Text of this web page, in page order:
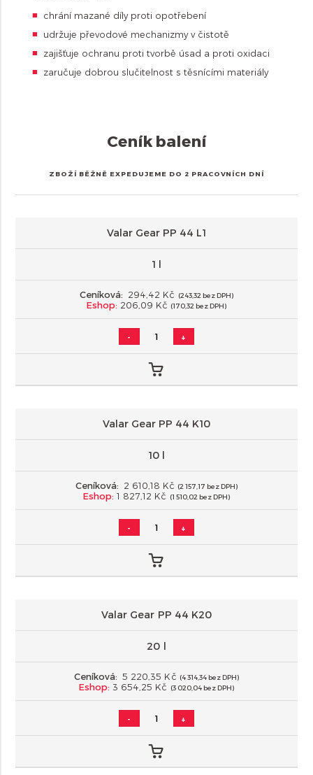
chrání mazané díly proti opotřebení
udržuje převodové mechanizmy v čistotě
zajišťuje ochranu proti tvorbě úsad a proti oxidaci
zaručuje dobrou slučitelnost s těsnícími materiály
Ceník balení
ZBOŽÍ BĚŽNĚ EXPEDUJEME DO 2 PRACOVNÍCH DNÍ
Valar Gear PP 44 L1
1 l
Ceníková: 294,42 Kč (243,32 bez DPH)
Eshop: 206,09 Kč (170,32 bez DPH)
- +
Valar Gear PP 44 K10
10 l
Ceníková: 2 610,18 Kč (2 157,17 bez DPH)
Eshop: 1 827,12 Kč (1 510,02 bez DPH)
- +
Valar Gear PP 44 K20
20 l
Ceníková: 5 220,35 Kč (4 314,34 bez DPH)
Eshop: 3 654,25 Kč (3 020,04 bez DPH)
- +